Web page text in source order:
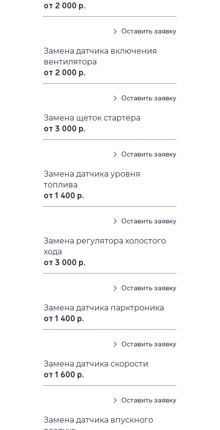
от 2 000 р.
Оставить заявку
Замена датчика включения
вентилятора
от 2 000 р.
Оставить заявку
Замена щеток стартера
от 3 000 р.
Оставить заявку
Замена датчика уровня
топлива
от 1 400 р.
Оставить заявку
Замена регулятора холостого
хода
от 3 000 р.
Оставить заявку
Замена датчика парктроника
от 1 400 р.
Оставить заявку
Замена датчика скорости
от 1 600 р.
Оставить заявку
Замена датчика впускного